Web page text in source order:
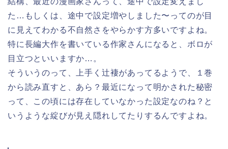
た…もしくは、途中で設定増やしました〜ってのが目
に見えてわかる不自然さをやらかす方多いですよね。
特に長編大作を書いている作家さんになると、ボロが
目立つといいますか…。
そういうのって、上手く辻褄があってるようで、１巻
から読み直すと、あら？最近になって明かされた秘密
って、この頃には存在していなかった設定なのね？と
いうような綻びが見え隠れしてたりするんですよね。